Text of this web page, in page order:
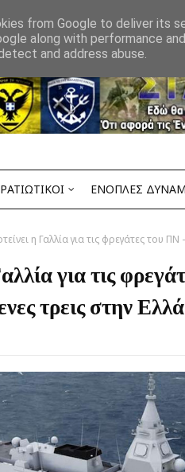
ΕΝΟΠΛΕΣ
η Γαλλία για τις φρεγάτες του
για τις
τρεις στην
from Google to deliver its
along with performance
and address abuse.